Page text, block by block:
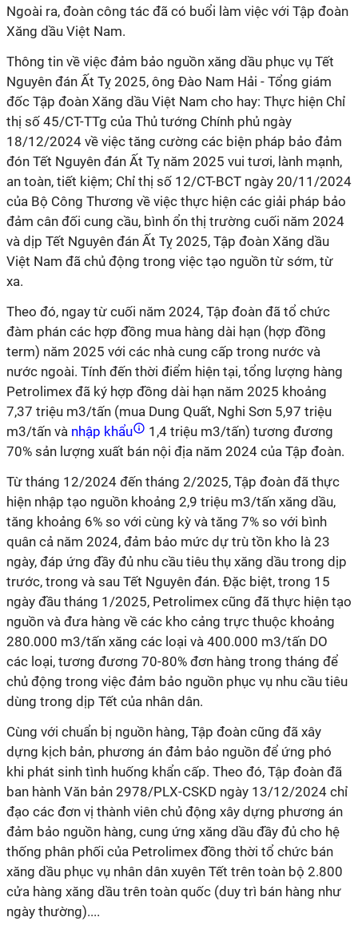
Ngoài ra, đoàn công tác đã có buổi làm việc với Tập đoàn
Xăng dầu Việt Nam.
Thông tin về việc đảm bảo nguồn xăng dầu phục vụ Tết
Nguyên đán Ất Tỵ 2025, ông Đào Nam Hải - Tổng giám
đốc Tập đoàn Xăng dầu Việt Nam cho hay: Thực hiện Chỉ
thị số 45/CT-TTg của Thủ tướng Chính phủ ngày
18/12/2024 về việc tăng cường các biện pháp bảo đảm
đón Tết Nguyên đán Ất Tỵ năm 2025 vui tươi, lành mạnh,
an toàn, tiết kiệm; Chỉ thị số 12/CT-BCT ngày 20/11/2024
của Bộ Công Thương về việc thực hiện các giải pháp bảo
đảm cân đối cung cầu, bình ổn thị trường cuối năm 2024
và dịp Tết Nguyên đán Ất Tỵ 2025, Tập đoàn Xăng dầu
Việt Nam đã chủ động trong việc tạo nguồn từ sớm, từ
xa.
Theo đó, ngay từ cuối năm 2024, Tập đoàn đã tổ chức
đàm phán các hợp đồng mua hàng dài hạn (hợp đồng
term) năm 2025 với các nhà cung cấp trong nước và
nước ngoài. Tính đến thời điểm hiện tại, tổng lượng hàng
Petrolimex đã ký hợp đồng dài hạn năm 2025 khoảng
7,37 triệu m3/tấn (mua Dung Quất, Nghi Sơn 5,97 triệu
m3/tấn và nhập khẩu
1,4 triệu m3/tấn) tương đương
70% sản lượng xuất bán nội địa năm 2024 của Tập đoàn.
Từ tháng 12/2024 đến tháng 2/2025, Tập đoàn đã thực
hiện nhập tạo nguồn khoảng 2,9 triệu m3/tấn xăng dầu,
tăng khoảng 6% so với cùng kỳ và tăng 7% so với bình
quân cả năm 2024, đảm bảo mức dự trù tồn kho là 23
ngày, đáp ứng đầy đủ nhu cầu tiêu thụ xăng dầu trong dịp
trước, trong và sau Tết Nguyên đán. Đặc biệt, trong 15
ngày đầu tháng 1/2025, Petrolimex cũng đã thực hiện tạo
nguồn và đưa hàng về các kho cảng trực thuộc khoảng
280.000 m3/tấn xăng các loại và 400.000 m3/tấn DO
các loại, tương đương 70-80% đơn hàng trong tháng để
chủ động trong việc đảm bảo nguồn phục vụ nhu cầu tiêu
dùng trong dịp Tết của nhân dân.
Cùng với chuẩn bị nguồn hàng, Tập đoàn cũng đã xây
dựng kịch bản, phương án đảm bảo nguồn để ứng phó
khi phát sinh tình huống khẩn cấp. Theo đó, Tập đoàn đã
ban hành Văn bản 2978/PLX-CSKD ngày 13/12/2024 chỉ
đạo các đơn vị thành viên chủ động xây dựng phương án
đảm bảo nguồn hàng, cung ứng xăng dầu đầy đủ cho hệ
thống phân phối của Petrolimex đồng thời tổ chức bán
xăng dầu phục vụ nhân dân xuyên Tết trên toàn bộ 2.800
cửa hàng xăng dầu trên toàn quốc (duy trì bán hàng như
ngày thường)....